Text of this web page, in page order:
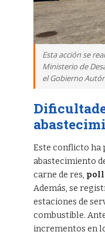
Esta acción se
Ministerio de
el Gobierno
Este conflicto ha
abastecimiento
carne de res,
Además, se
estaciones de
combustible.
incrementos en